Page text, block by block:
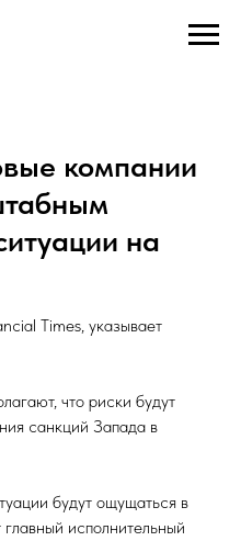
компании
на
Times, указывает
что риски будут
санкций Запада в
будут ощущаться в
исполнительный